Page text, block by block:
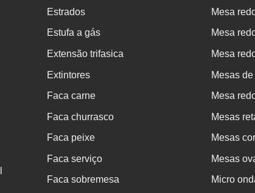
Estrados
Estufa a gás
Extensão trifasica
Extintores
Faca carne
Faca churrasco
Faca peixe
Faca serviço
Faca sobremesa
Mesa
Mesa
Mesa
Mesas
Mesa
Mesas
Mesas
Mesas
Micro